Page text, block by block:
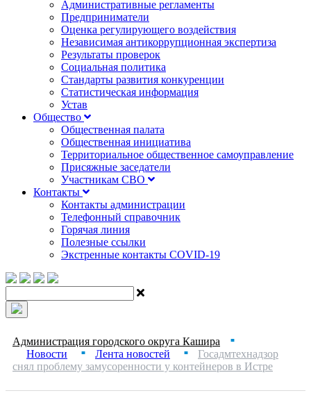
Административные регламенты
Предприниматели
Оценка регулирующего воздействия
Независимая антикоррупционная экспертиза
Результаты проверок
Социальная политика
Стандарты развития конкуренции
Статистическая информация
Устав
Общество
Общественная палата
Общественная инициатива
Территориальное общественное самоуправление
Присяжные заседатели
Участникам СВО
Контакты
Контакты администрации
Телефонный справочник
Горячая линия
Полезные ссылки
Экстренные контакты COVID-19
Администрация городского округа Кашира ■
Новости ■ Лента новостей ■
Госадмтехнадзор
снял проблему замусоренности у контейнеров в Истре